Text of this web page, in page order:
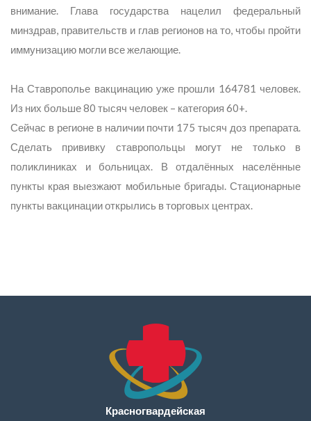
внимание. Глава государства нацелил федеральный
минздрав, правительств и глав регионов на то, чтобы пройти
иммунизацию могли все желающие.
На Ставрополье вакцинацию уже прошли 164781 человек.
Из них больше 80 тысяч человек – категория 60+.
Сейчас в регионе в наличии почти 175 тысяч доз препарата.
Сделать прививку ставропольцы могут не только в
поликлиниках и больницах. В отдалённых населённые
пункты края выезжают мобильные бригады. Стационарные
пункты вакцинации открылись в торговых центрах.
Красногвардейская